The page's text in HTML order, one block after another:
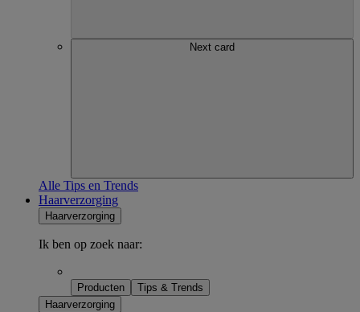
Next card
Alle Tips en Trends
Haarverzorging
Haarverzorging
Ik ben op zoek naar:
Producten
Tips & Trends
Haarverzorging